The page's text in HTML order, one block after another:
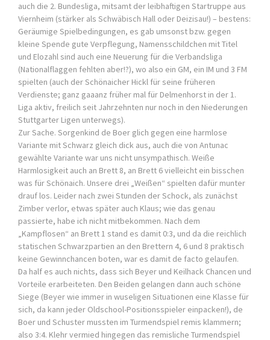
auch die 2. Bundesliga, mitsamt der leibhaftigen Startruppe aus
Viernheim (stärker als Schwäbisch Hall oder Deizisau!) – bestens:
Geräumige Spielbedingungen, es gab umsonst bzw. gegen
kleine Spende gute Verpflegung, Namensschildchen mit Titel
und Elozahl sind auch eine Neuerung für die Verbandsliga
(Nationalflaggen fehlten aber!?), wo also ein GM, ein IM und 3 FM
spielten (auch der Schönaicher Hickl für seine früheren
Verdienste; ganz gaaanz früher mal für Delmenhorst in der 1.
Liga aktiv, freilich seit Jahrzehnten nur noch in den Niederungen
Stuttgarter Ligen unterwegs).
Zur Sache. Sorgenkind de Boer glich gegen eine harmlose
Variante mit Schwarz gleich dick aus, auch die von Antunac
gewählte Variante war uns nicht unsympathisch. Weiße
Harmlosigkeit auch an Brett 8, an Brett 6 vielleicht ein bisschen
was für Schönaich. Unsere drei „Weißen“ spielten dafür munter
drauf los. Leider nach zwei Stunden der Schock, als zunächst
Zimber verlor, etwas später auch Klaus; wie das genau
passierte, habe ich nicht mitbekommen. Nach dem
„Kampflosen“ an Brett 1 stand es damit 0:3, und da die reichlich
statischen Schwarzpartien an den Brettern 4, 6 und 8 praktisch
keine Gewinnchancen boten, war es damit de facto gelaufen.
Da half es auch nichts, dass sich Beyer und Keilhack Chancen und
Vorteile erarbeiteten. Den Beiden gelangen dann auch schöne
Siege (Beyer wie immer in wuseligen Situationen eine Klasse für
sich, da kann jeder Oldschool-Positionsspieler einpacken!), de
Boer und Schuster mussten im Turmendspiel remis klammern;
also 3:4. Klehr vermied hingegen das remisliche Turmendspiel